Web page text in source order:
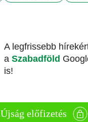
A legfrissebb
a Szabadföld
is!
Újság előfizetés